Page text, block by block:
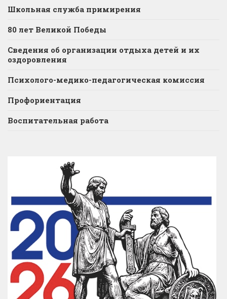
Школьная служба примирения
80 лет Великой Победы
Сведения об организации отдыха детей и их
оздоровления
Психолого-медико-педагогическая комиссия
Профориентация
Воспитательная работа